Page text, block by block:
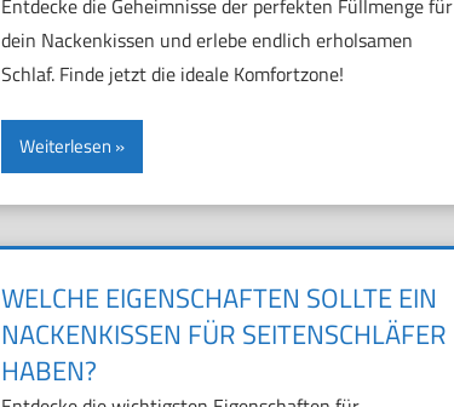
Entdecke die Geheimnisse der perfekten Füllmenge für
dein Nackenkissen und erlebe endlich erholsamen
Schlaf. Finde jetzt die ideale Komfortzone!
Weiterlesen
WELCHE EIGENSCHAFTEN SOLLTE EIN
NACKENKISSEN FÜR SEITENSCHLÄFER
HABEN?